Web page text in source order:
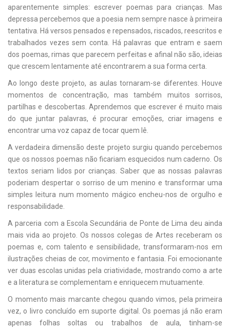
aparentemente simples: escrever poemas para crianças. Mas
depressa percebemos que a poesia nem sempre nasce à primeira
tentativa. Há versos pensados e repensados, riscados, reescritos e
trabalhados vezes sem conta. Há palavras que entram e saem
dos poemas, rimas que parecem perfeitas e afinal não são, ideias
que crescem lentamente até encontrarem a sua forma certa.
Ao longo deste projeto, as aulas tornaram-se diferentes. Houve
momentos de concentração, mas também muitos sorrisos,
partilhas e descobertas. Aprendemos que escrever é muito mais
do que juntar palavras, é procurar emoções, criar imagens e
encontrar uma voz capaz de tocar quem lê.
A verdadeira dimensão deste projeto surgiu quando percebemos
que os nossos poemas não ficariam esquecidos num caderno. Os
textos seriam lidos por crianças. Saber que as nossas palavras
poderiam despertar o sorriso de um menino e transformar uma
simples leitura num momento mágico encheu-nos de orgulho e
responsabilidade.
A parceria com a Escola Secundária de Ponte de Lima deu ainda
mais vida ao projeto. Os nossos colegas de Artes receberam os
poemas e, com talento e sensibilidade, transformaram-nos em
ilustrações cheias de cor, movimento e fantasia. Foi emocionante
ver duas escolas unidas pela criatividade, mostrando como a arte
e a literatura se complementam e enriquecem mutuamente.
O momento mais marcante chegou quando vimos, pela primeira
vez, o livro concluído em suporte digital. Os poemas já não eram
apenas folhas soltas ou trabalhos de aula, tinham-se